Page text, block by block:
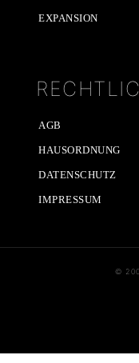
EXPANSION
AGB
HAUSORDNUNG
DATENSCHUTZ
IMPRESSUM
©